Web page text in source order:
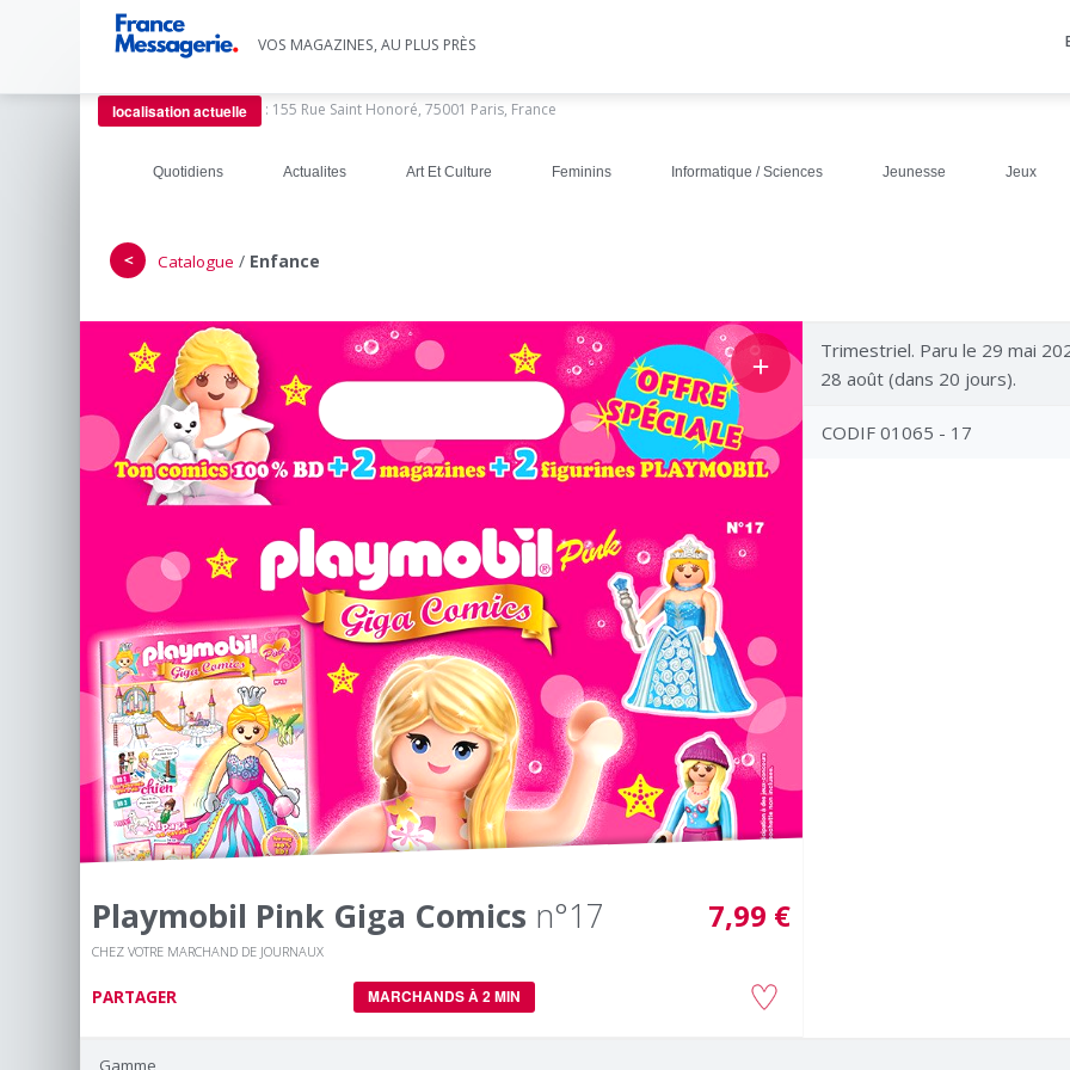
VOS MAGAZINES, AU PLUS PRÈS
localisation actuelle : 155 Rue Saint Honoré, 75001 Paris, France
Quotidiens Actualites Art Et Culture Feminins Informatique / Sciences Jeunesse Jeux
＜ Catalogue / Enfance
＋
Playmobil Pink Giga Comics n°17
CHEZ VOTRE MARCHAND DE JOURNAUX
7,99 €
PARTAGER MARCHANDS À 2 MIN
Trimestriel. Paru le 29 mai
28 août (dans 20 jours).
CODIF 01065 - 17
Gamme